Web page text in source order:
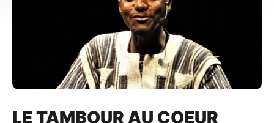
LE TAMBOUR AU COEUR